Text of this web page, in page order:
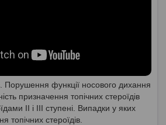
Порушення функції носового дихання
призначення топічних стероїдів
II і III ступені. Випадки у яких
топічних стероїдів.